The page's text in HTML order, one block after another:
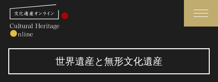
世界遺産と無形文化遺産